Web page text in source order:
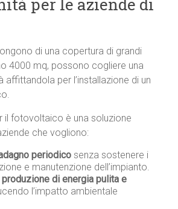
per le aziende di
di una copertura di grandi
4000 mq, possono cogliere una
per l’installazione di un
il fotovoltaico è una soluzione
che vogliono:
periodico senza sostenere i
e manutenzione dell’impianto.
di energia pulita e
l’impatto ambientale